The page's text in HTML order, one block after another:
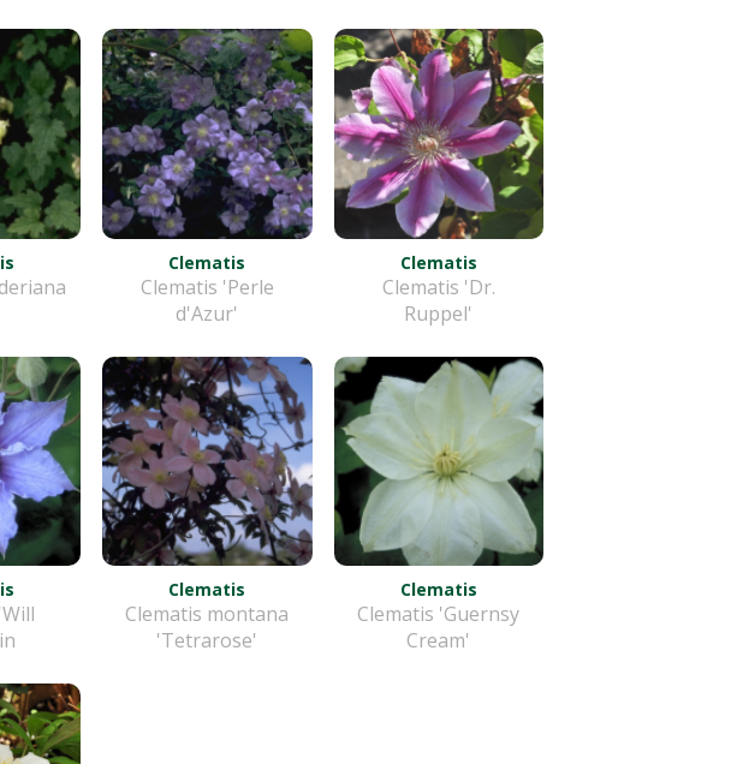
Clematis
Clematis 'Perle
d'Azur'
Clematis
Clematis 'Dr.
Ruppel'
Clematis
Clematis montana
'Tetrarose'
Clematis
Clematis 'Guernsy
Cream'